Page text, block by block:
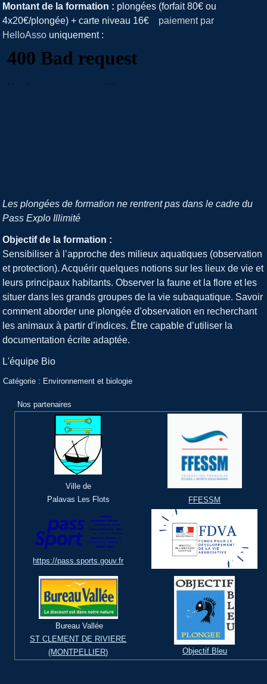
Montant de la formation : plongées (forfait 80€ ou
4x20€/plongée) + carte niveau 16€ paiement par
HelloAsso uniquement:
Les plongées de formation ne rentrent pas dans le cadre du
Pass Explo Illimité
Objectif de la formation :
Sensibiliser à l’approche des milieux aquatiques (observation
et protection). Acquérir quelques notions sur les lieux de vie et
leurs principaux habitants. Observer la faune et la flore et les
situer dans les grands groupes de la vie subaquatique. Savoir
comment aborder une plongée d’observation en recherchant
les animaux à partir d’indices. Être capable d’utiliser la
documentation écrite adaptée.
L'équipe Bio
Catégorie : Environnement et biologie
Nos partenaires
Ville de
Palavas Les Flots
FFESSM
https://pass.sports.gouv.fr
Bureau Vallée
ST CLEMENT DE RIVIERE
(MONTPELLIER)
Objectif Bleu